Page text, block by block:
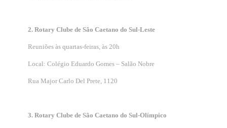
2. Rotary Clube de São Caetano do Sul-Leste
Reuniões às quartas-feiras, às 20h
Local: Colégio Eduardo Gomes – Salão Nobre
Rua Major Carlo Del Prete, 1120
3. Rotary Clube de São Caetano do Sul-Olímpico